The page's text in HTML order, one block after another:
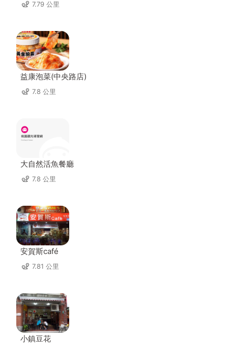
7.79 公里
益康泡菜(中央路店)
7.8 公里
大自然活魚餐廳
7.8 公里
安賀斯café
7.81 公里
小鎮豆花